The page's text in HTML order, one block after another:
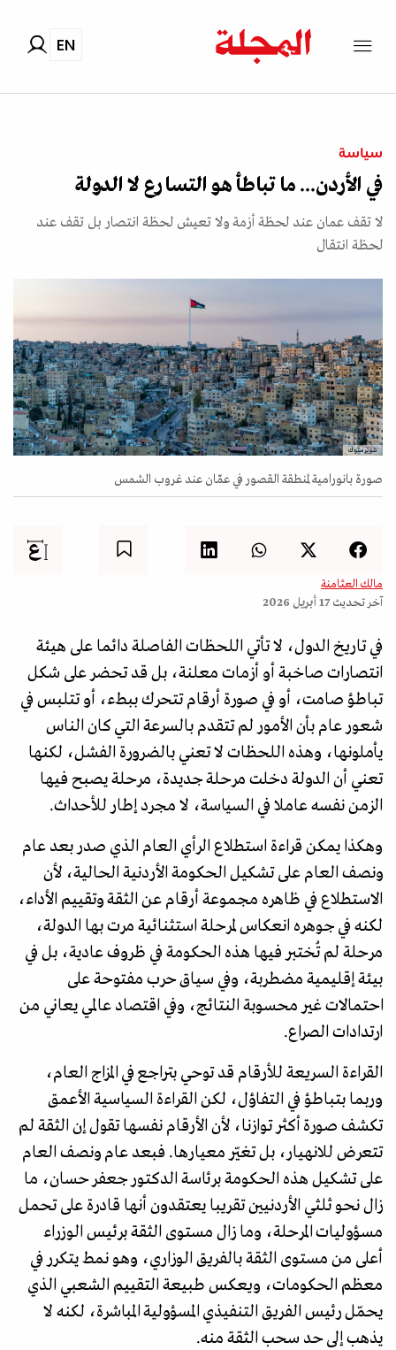
EN
سياسة
في الأردن... ما تباطأ هو التسارع لا الدولة
لا تقف عمان عند لحظة أزمة ولا تعيش لحظة انتصار بل تقف عند
لحظة انتقال
شوترستوك
صورة بانورامية لمنطقة القصور في عمّان عند غروب الشمس
مالك العثامنة
آخر تحديث17 أبريل 2026
في تاريخ الدول، لا تأتي اللحظات الفاصلة دائما على هيئة
انتصارات صاخبة أو أزمات معلنة، بل قد تحضر على شكل
تباطؤ صامت، أو في صورة أرقام تتحرك ببطء، أو تتلبس في
شعور عام بأن الأمور لم تتقدم بالسرعة التي كان الناس
يأملونها، وهذه اللحظات لا تعني بالضرورة الفشل، لكنها
تعني أن الدولة دخلت مرحلة جديدة، مرحلة يصبح فيها
الزمن نفسه عاملا في السياسة، لا مجرد إطار للأحداث.
وهكذا يمكن قراءة استطلاع الرأي العام الذي صدر بعد عام
ونصف العام على تشكيل الحكومة الأردنية الحالية، لأن
الاستطلاع في ظاهره مجموعة أرقام عن الثقة وتقييم الأداء،
لكنه في جوهره انعكاس لمرحلة استثنائية مرت بها الدولة،
مرحلة لم تُختبر فيها هذه الحكومة في ظروف عادية، بل في
بيئة إقليمية مضطربة، وفي سياق حرب مفتوحة على
احتمالات غير محسوبة النتائج، وفي اقتصاد عالمي يعاني من
ارتدادات الصراع.
القراءة السريعة للأرقام قد توحي بتراجع في المزاج العام،
وربما بتباطؤ في التفاؤل، لكن القراءة السياسية الأعمق
تكشف صورة أكثر توازنا، لأن الأرقام نفسها تقول إن الثقة لم
تتعرض للانهيار، بل تغيّر معيارها. فبعد عام ونصف العام
على تشكيل هذه الحكومة برئاسة الدكتور جعفر حسان، ما
زال نحو ثلثي الأردنيين تقريبا يعتقدون أنها قادرة على تحمل
مسؤوليات المرحلة، وما زال مستوى الثقة برئيس الوزراء
أعلى من مستوى الثقة بالفريق الوزاري، وهو نمط يتكرر في
معظم الحكومات، ويعكس طبيعة التقييم الشعبي الذي
يحمّل رئيس الفريق التنفيذي المسؤولية المباشرة، لكنه لا
يذهب إلى حد سحب الثقة منه.